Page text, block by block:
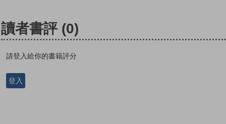
讀者書評 (0)
請登入給你的書籍評分
登入